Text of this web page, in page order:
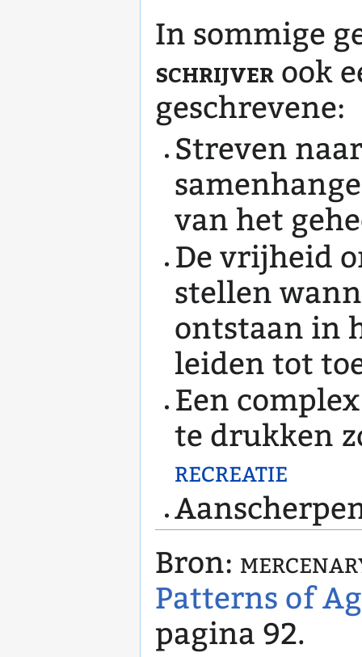
In sommige
schrijverook
geschrevene:
Streven
van het
De vrijheid
stellen
ontstaan in
leiden tot
Een
te drukken
recreatie
Bron:
Patterns of
pagina 92.